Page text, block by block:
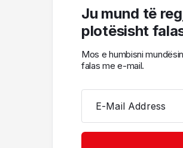
Ju mund të
plotësisht
Mos e humbisni
falas me e-mail.
E-Mail Address